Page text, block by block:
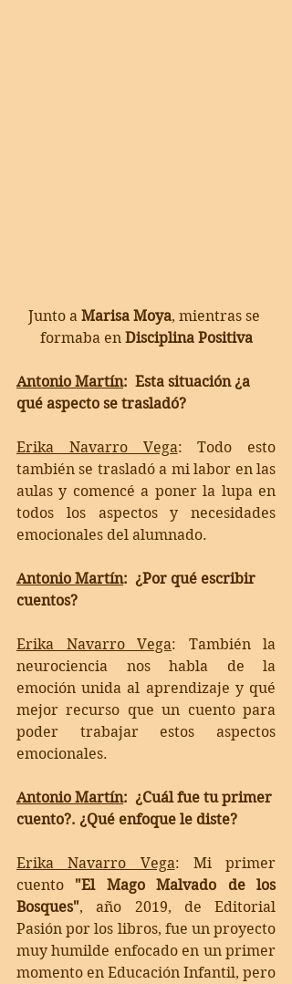
Junto a Marisa Moya, mientras se
formaba en Disciplina Positiva
Antonio Martín:  Esta situación ¿a
qué aspecto se trasladó?
Erika Navarro Vega: Todo esto
también se trasladó a mi labor en las
aulas y comencé a poner la lupa en
todos los aspectos y necesidades
emocionales del alumnado.
Antonio Martín:  ¿Por qué escribir
cuentos?
Erika Navarro Vega: También la
neurociencia nos habla de la
emoción unida al aprendizaje y qué
mejor recurso que un cuento para
poder trabajar estos aspectos
emocionales.
Antonio Martín:  ¿Cuál fue tu primer
cuento?. ¿Qué enfoque le diste?
Erika Navarro Vega: Mi primer
cuento "El Mago Malvado de los
Bosques", año 2019, de Editorial
Pasión por los libros, fue un proyecto
muy humilde enfocado en un primer
momento en Educación Infantil, pero